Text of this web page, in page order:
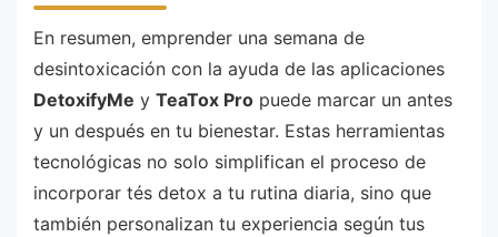
En resumen, emprender una semana de
desintoxicación con la ayuda de las aplicaciones
DetoxifyMe y TeaTox Pro puede marcar un antes
y un después en tu bienestar. Estas herramientas
tecnológicas no solo simplifican el proceso de
incorporar tés detox a tu rutina diaria, sino que
también personalizan tu experiencia según tus